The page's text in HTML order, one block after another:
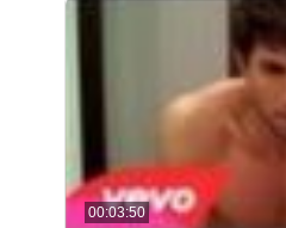
00:03:50